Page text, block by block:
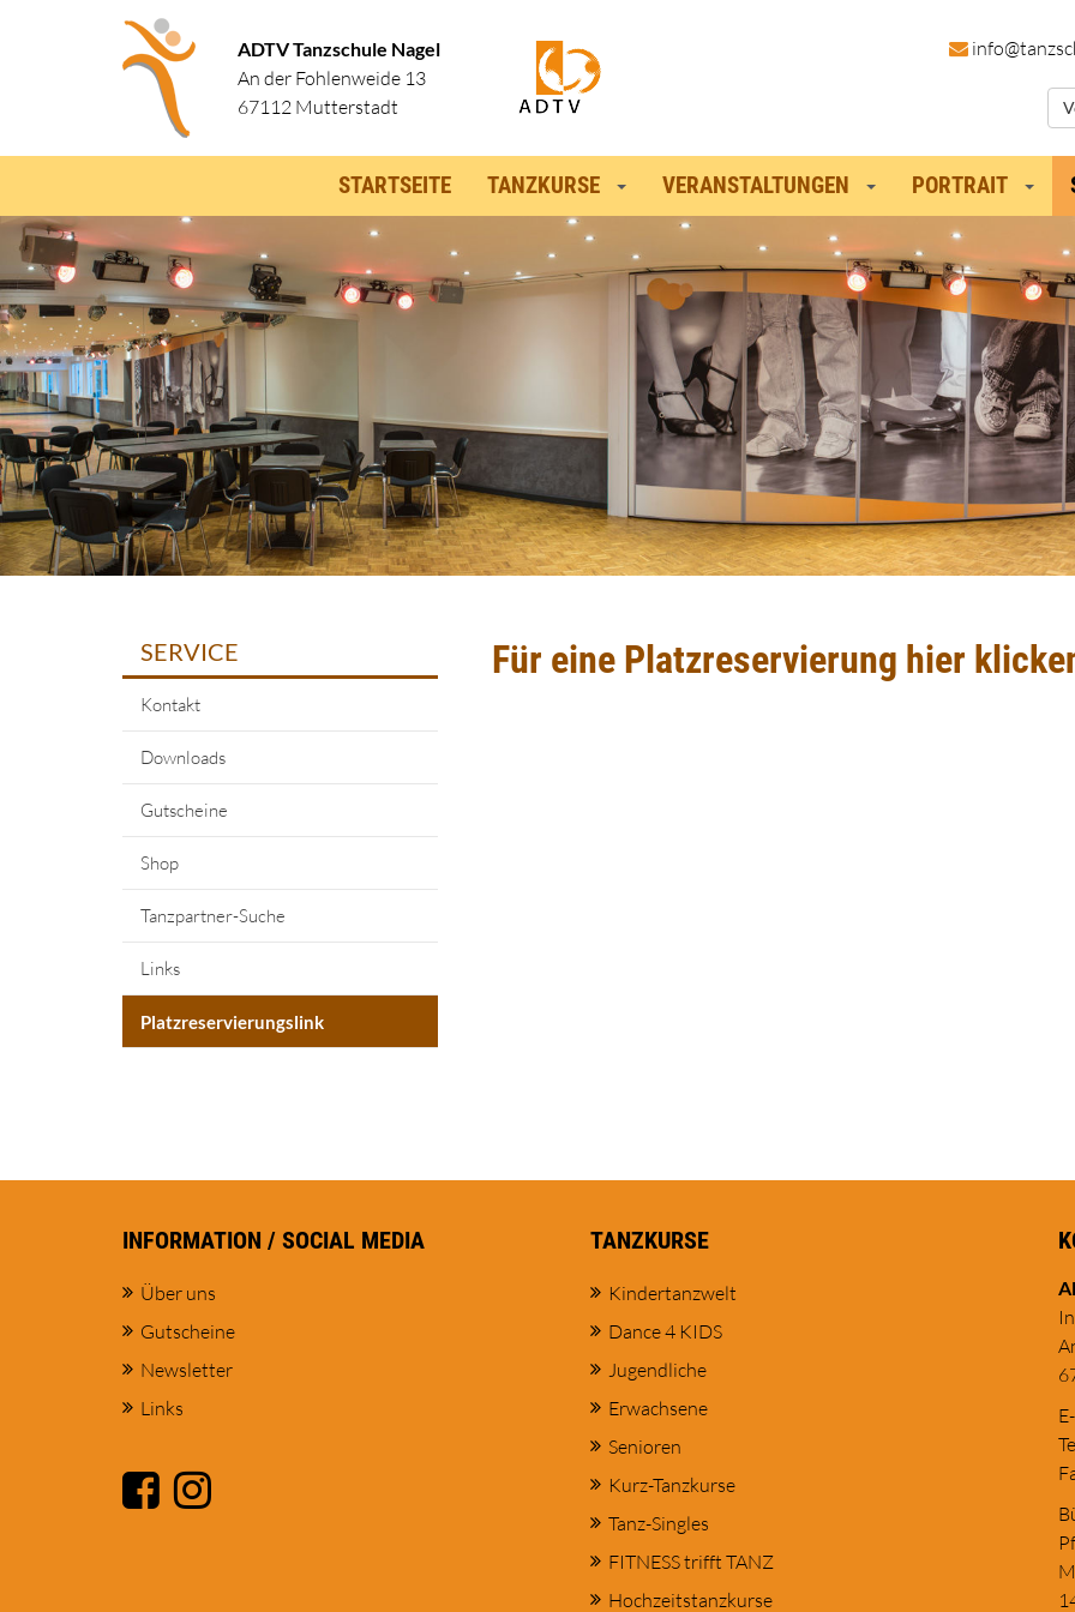
ADTV Tanzschule Nagel
An der Fohlenweide 13
67112 Mutterstadt
in
STARTSEITE TANZKURSE VERANSTALTUNGEN PORTRAIT
Für eine Platzreservierung hier
SERVICE
Kontakt
Downloads
Gutscheine
Shop
Tanzpartner-Suche
Links
Platzreservierungslink
INFORMATION / SOCIAL MEDIA
Über uns
Gutscheine
Newsletter
Links
TANZKURSE
Kindertanzwelt
Dance 4 KIDS
Jugendliche
Erwachsene
Senioren
Kurz-Tanzkurse
Tanz-Singles
FITNESS trifft TANZ
Hochzeitstanzkurse